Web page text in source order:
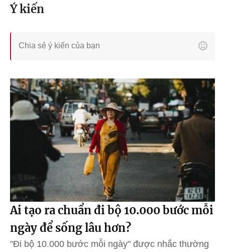
Ý kiến
Ai tạo ra chuẩn đi bộ 10.000 bước mỗi
ngày để sống lâu hơn?
"Đi bộ 10.000 bước mỗi ngày" được nhắc thường